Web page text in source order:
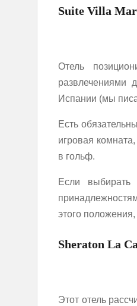
Suite Villa
Отель
развлечениями
Испании (мы
Есть
игровая
в гольф.
Если выбирать
этого
Sheraton La
Этот отель